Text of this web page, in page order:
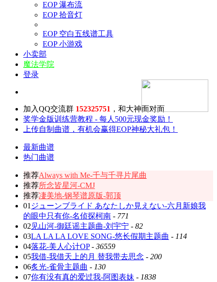
EOP 瀑布流
EOP 拾音灯
EOP 空白五线谱工具
EOP 小游戏
小卖部
魔法学院
登录
加入QQ交流群 152325751 ，和大神面对面
奖学金版训练营教程 - 每人500元现金奖励！
上传自制曲谱，有机会赢得EOP神秘大礼包！
最新曲谱
热门曲谱
推荐Always with Me-千与千寻片尾曲
推荐所念皆星河-CMJ
推荐凄美地-钢琴谱原版-郭顶
01 ジューンブライド あなたしか見えない-六月新娘我
的眼中只有你-名侦探柯南 - 771
02 见山河-御廷谣主题曲-刘宇宁 - 82
03LA LA LA LOVE SONG-悠长假期主题曲 - 114
04落花-美人心计OP- 36559
05我借-我借天上的月 替我带去思念 - 200
06炙光-雀骨主题曲 - 130
07你有没有真的爱过我-阿图表妹 - 1838